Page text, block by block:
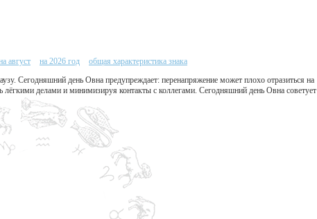
август на 2026 год
общая характеристика знака
Сегодняшний день Овна предупреждает: перенапряжение может плохо отразиться на
лёгкими делами и минимизируя контакты с коллегами. Сегодняшний день Овна советует